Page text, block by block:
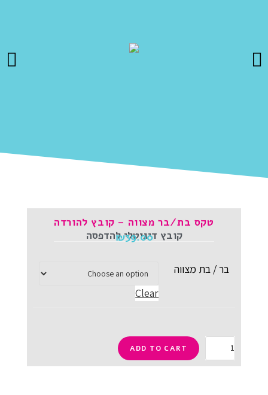
טקס בת/בר מצווה – קובץ להורדה
קובץ דיגיטלי להדפסה
₪39.00
בר / בת מצווה
Clear
ADD TO CART